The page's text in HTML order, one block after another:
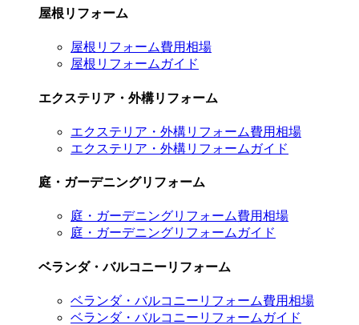
屋根リフォーム
屋根リフォーム費用相場
屋根リフォームガイド
エクステリア・外構リフォーム
エクステリア・外構リフォーム費用相場
エクステリア・外構リフォームガイド
庭・ガーデニングリフォーム
庭・ガーデニングリフォーム費用相場
庭・ガーデニングリフォームガイド
ベランダ・バルコニーリフォーム
ベランダ・バルコニーリフォーム費用相場
ベランダ・バルコニーリフォームガイド